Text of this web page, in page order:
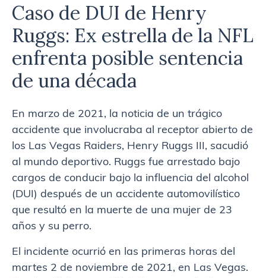
Caso de DUI de Henry
Ruggs: Ex estrella de la NFL
enfrenta posible sentencia
de una década
En marzo de 2021, la noticia de un trágico
accidente que involucraba al receptor abierto de
los Las Vegas Raiders, Henry Ruggs III, sacudió
al mundo deportivo. Ruggs fue arrestado bajo
cargos de conducir bajo la influencia del alcohol
(DUI) después de un accidente automovilístico
que resultó en la muerte de una mujer de 23
años y su perro.
El incidente ocurrió en las primeras horas del
martes 2 de noviembre de 2021, en Las Vegas.